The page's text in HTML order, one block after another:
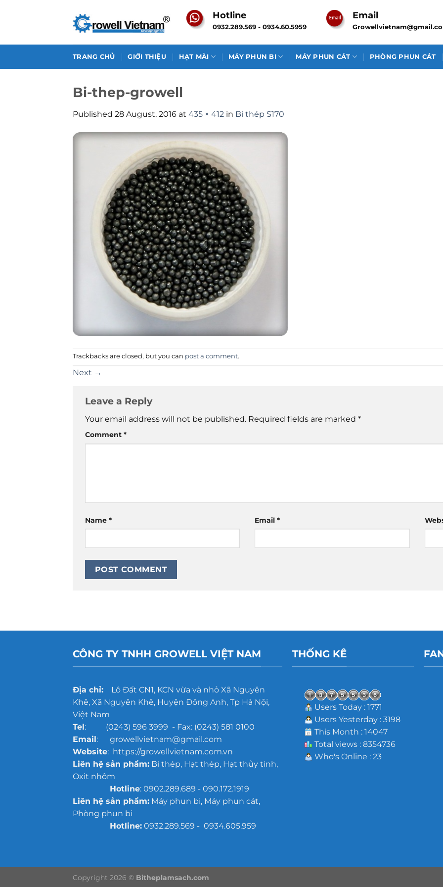
Hotline
0932.289.569 - 0934.60.5959
Email
TRANG CHỦ GIỚI THIỆU HẠT MÀI MÁY PHUN BI MÁY PHUN CÁT PHÒNG PHUN CÁT
Bi-thep-growell
Published 28 August, 2016 at 435 × 412 in Bi thép S170
Trackbacks are closed, but you can post a comment.
Next →
Leave a Reply
Your email address will not be published. Required fields are marked *
Comment *
Name * Email*
CÔNG TY TNHH GROWELL VIỆT NAM
Địa chỉ:Lô Đất CN1, KCN vừa và nhỏ Xã Nguyên
Khê, Xã Nguyên Khê, Huyện Đông Anh, Tp Hà Nội,
Việt Nam
Tel: (0243) 596 3999 - Fax: (0243) 581 0100
Email: growellvietnam@gmail.com
Website: https://growellvietnam.com.vn
Liên hệ sản phẩm:Bi thép, Hạt thép, Hạt thủy tinh,
Oxit nhôm
Hotline: 0902.289.689 - 090.172.1919
Liên hệ sản phẩm:Máy phun bi, Máy phun cát,
Phòng phun bi
Hotline:0932.289.569 - 0934.605.959
THỐNG KÊ
Users Today : 1771
Users Yesterday : 3198
This Month : 14047
Total views : 8354736
Who's Online : 23
Copyright 2026 © Bitheplamsach.com